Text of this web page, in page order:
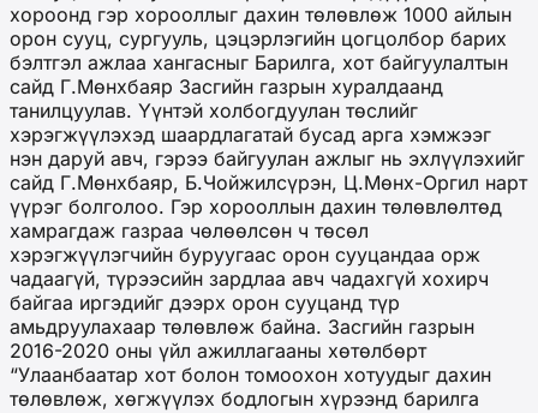
хороонд гэр хорооллыг дахин төлөвлөж 1000 айлын
орон сууц, сургууль, цэцэрлэгийн цогцолбор барих
бэлтгэл ажлаа хангасныг Барилга, хот байгуулалтын
сайд Г.Мөнхбаяр Засгийн газрын хуралдаанд
танилцуулав. Үүнтэй холбогдуулан төслийг
хэрэгжүүлэхэд шаардлагатай бусад арга хэмжээг
нэн даруй авч, гэрээ байгуулан ажлыг нь эхлүүлэхийг
сайд Г.Мөнхбаяр, Б.Чойжилсүрэн, Ц.Мөнх-Оргил нарт
үүрэг болголоо. Гэр хорооллын дахин төлөвлөлтөд
хамрагдаж газраа чөлөөлсөн ч төсөл
хэрэгжүүлэгчийн буруугаас орон сууцандаа орж
чадаагүй, түрээсийн зардлаа авч чадахгүй хохирч
байгаа иргэдийг дээрх орон сууцанд түр
амьдруулахаар төлөвлөж байна. Засгийн газрын
2016-2020 оны үйл ажиллагааны хөтөлбөрт
“Улаанбаатар хот болон томоохон хотуудыг дахин
төлөвлөж, хөгжүүлэх бодлогын хүрээнд барилга